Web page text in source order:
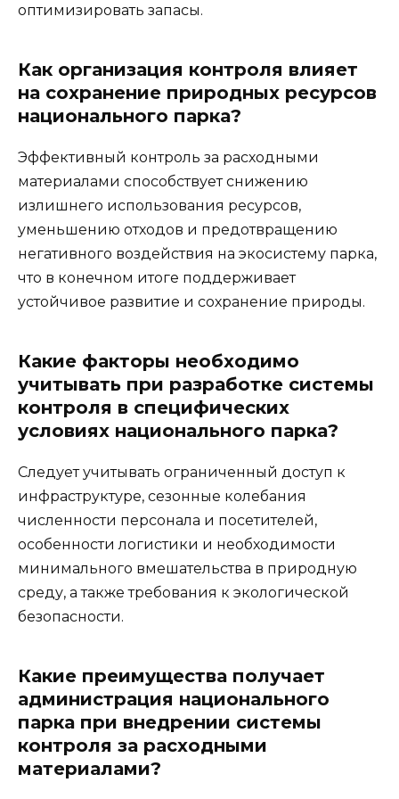
оптимизировать запасы.
Как организация контроля влияет
на сохранение природных ресурсов
национального парка?
Эффективный контроль за расходными
материалами способствует снижению
излишнего использования ресурсов,
уменьшению отходов и предотвращению
негативного воздействия на экосистему парка,
что в конечном итоге поддерживает
устойчивое развитие и сохранение природы.
Какие факторы необходимо
учитывать при разработке системы
контроля в специфических
условиях национального парка?
Следует учитывать ограниченный доступ к
инфраструктуре, сезонные колебания
численности персонала и посетителей,
особенности логистики и необходимости
минимального вмешательства в природную
среду, а также требования к экологической
безопасности.
Какие преимущества получает
администрация национального
парка при внедрении системы
контроля за расходными
материалами?